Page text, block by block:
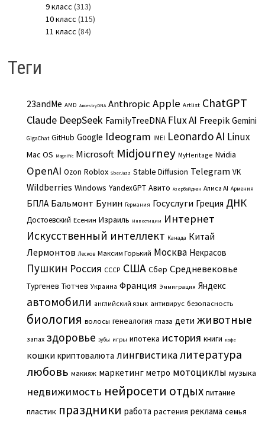
9 класс (313)
10 класс (115)
11 класс (84)
Теги
23andMe AMD AncestryDNA Anthropic Apple Artlist ChatGPT
Claude DeepSeek FamilyTreeDNA Flux AI Freepik Gemini
GigaChat GitHub Google Ideogram IMEI Leonardo AI Linux
Mac OS Magnific Microsoft Midjourney MyHeritage Nvidia
OpenAI Ozon Roblox SberJazz Stable Diffusion Telegram VK
Wildberries Windows YandexGPT Авито Азербайджан Алиса AI Армения
БПЛА Бальмонт Бунин Германия Госуслуги Греция ДНК
Достоевский Есенин Израиль Инвестиции Интернет
Искусственный интеллект Канада Китай
Лермонтов Лесков Максим Горький Москва Некрасов
Пушкин Россия СССР США Сбер Средневековье
Тургенев Тютчев Украина Франция Эммиграция Яндекс
автомобили английский язык антивирус безопасность
биология волосы генеалогия глаза дети животные
запах здоровье зубы игры ипотека история книги кофе
кошки криптовалюта лингвистикалитература
любовь макияж маркетинг метро мотоциклы музыка
недвижимость нейросети отдых питание
пластик праздники работа растения реклама семья